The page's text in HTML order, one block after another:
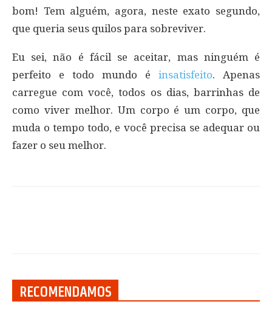
bom! Tem alguém, agora, neste exato segundo,
que queria seus quilos para sobreviver.
Eu sei, não é fácil se aceitar, mas ninguém é
perfeito e todo mundo é insatisfeito. Apenas
carregue com você, todos os dias, barrinhas de
como viver melhor. Um corpo é um corpo, que
muda o tempo todo, e você precisa se adequar ou
fazer o seu melhor.
RECOMENDAMOS